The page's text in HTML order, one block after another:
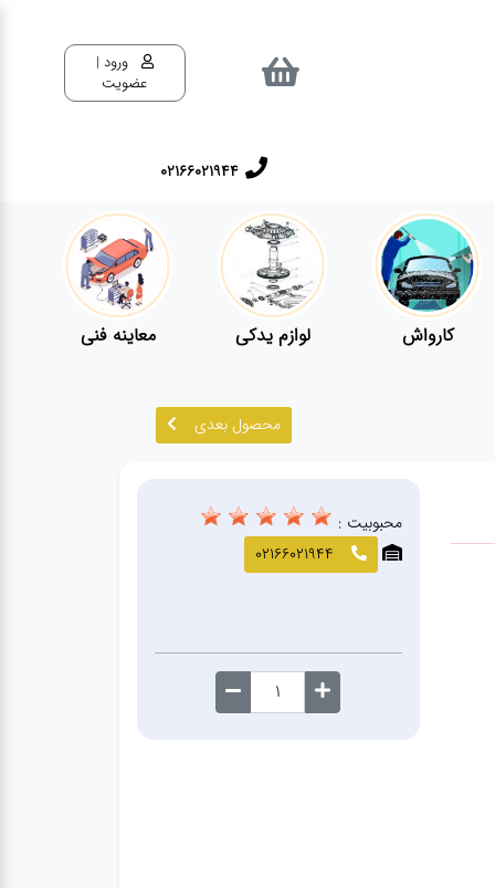
ورود |
عضویت
02166021944
کارواش لوازم یدکی معاینه فنی
محصول بعدی
محبوبیت :
02166021944